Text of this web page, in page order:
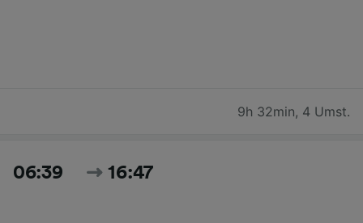
9h 32min, 4 Umst.
06:39 16:47